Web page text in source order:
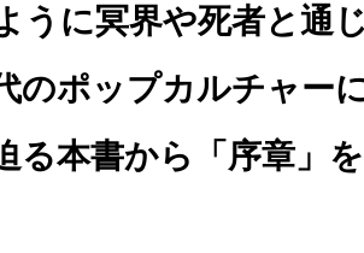
うに冥界や死者と通
のポップカルチャー
る本書から「序章」